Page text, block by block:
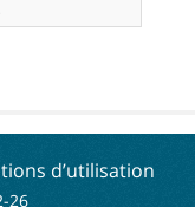
d’utilisation
26